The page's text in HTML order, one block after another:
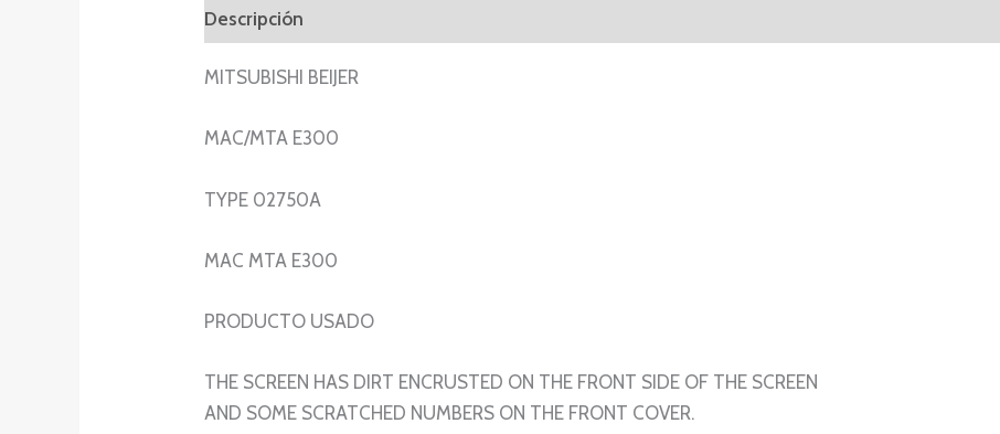
Descripción
MITSUBISHI BEIJER
MAC/MTA E300
TYPE 02750A
MAC MTA E300
PRODUCTO USADO
THE SCREEN HAS DIRT ENCRUSTED ON THE FRONT SIDE OF THE SCREEN
AND SOME SCRATCHED NUMBERS ON THE FRONT COVER.